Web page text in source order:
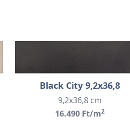
Black City 9,2x36,8
9,2x36,8 cm
16.490 Ft/m2